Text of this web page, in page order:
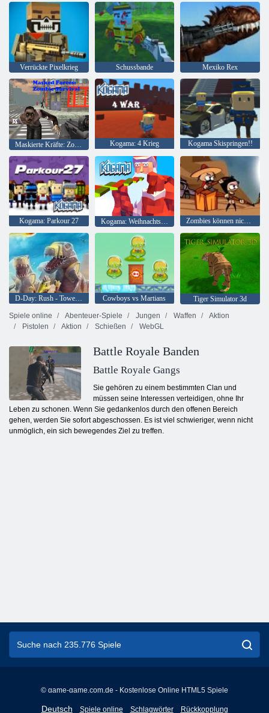
Verrückte Pixelkrieg Schussbande Mexiko Rex
Kogama: 4 Krieg Kogama Skispringen!!
Kogama: Parkour 27 Kogama: Weihnachtsparkour Zombies können nicht springen
D-Day: Rush - Tower Defense Cowboys vs Martians
Tiger Simulator 3d
Spiele online
Abenteuer-Spiele Jungen Waffen
Aktion
Pistolen
Aktion Schießen WebGL
Battle Royale Banden
Battle Royale Gangs
Sie gehören zu einem bestimmten Clan und
müssen seine Interessen verteidigen, ohne Ihr
Leben zu schonen. Wenn Sie gedankenlos durch den offenen Bereich
gehen, werden Sie sofort abgeschossen. Es ist viel schwieriger, wenn nicht
unmöglich, ein sich bewegendes Ziel zu treffen.
© game-game.com.de - Kostenlose Online HTML5 Spiele
Deutsch
English
Spiele online Schlagwörter Rückkopplung